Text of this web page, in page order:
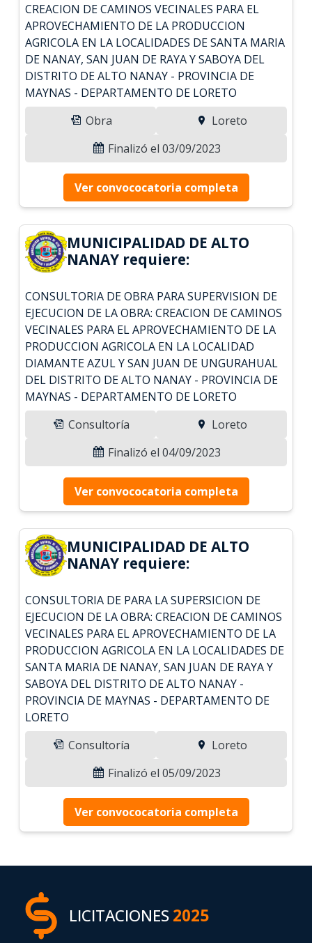
CREACION DE CAMINOS VECINALES PARA EL
APROVECHAMIENTO DE LA PRODUCCION
AGRICOLA EN LA LOCALIDADES DE SANTA MARIA
DE NANAY, SAN JUAN DE RAYA Y SABOYA DEL
DISTRITO DE ALTO NANAY - PROVINCIA DE
MAYNAS - DEPARTAMENTO DE LORETO
Obra
Loreto
Finalizó el 03/09/2023
Ver convococatoria completa
MUNICIPALIDAD DE ALTO
NANAY requiere:
CONSULTORIA DE OBRA PARA SUPERVISION DE
EJECUCION DE LA OBRA: CREACION DE CAMINOS
VECINALES PARA EL APROVECHAMIENTO DE LA
PRODUCCION AGRICOLA EN LA LOCALIDAD
DIAMANTE AZUL Y SAN JUAN DE UNGURAHUAL
DEL DISTRITO DE ALTO NANAY - PROVINCIA DE
MAYNAS - DEPARTAMENTO DE LORETO
Consultoría
Loreto
Finalizó el 04/09/2023
Ver convococatoria completa
MUNICIPALIDAD DE ALTO
NANAY requiere:
CONSULTORIA DE PARA LA SUPERSICION DE
EJECUCION DE LA OBRA: CREACION DE CAMINOS
VECINALES PARA EL APROVECHAMIENTO DE LA
PRODUCCION AGRICOLA EN LA LOCALIDADES DE
SANTA MARIA DE NANAY, SAN JUAN DE RAYA Y
SABOYA DEL DISTRITO DE ALTO NANAY -
PROVINCIA DE MAYNAS - DEPARTAMENTO DE
LORETO
Consultoría
Loreto
Finalizó el 05/09/2023
Ver convococatoria completa
LICITACIONES2025